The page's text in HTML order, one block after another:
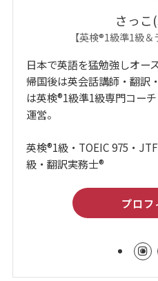
さっこ
【英検®1級準1級＆
日本で英語を猛勉強しオー
帰国後は英会話講師・翻訳
は英検®1級準1級専門コー
運営。
英検®1級・TOEIC 975・
級・翻訳実務士®
プロフ